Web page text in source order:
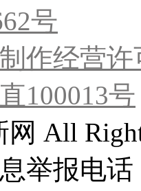
号
作经营
100013号
All
举报电